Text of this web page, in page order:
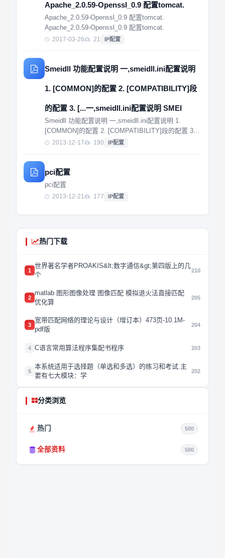
Apache_2.0.59-Openssl_0.9 配置tomcat.
Apache_2.0.59-Openssl_0.9 配置tomcat.
Apache_2.0.59-Openssl_0.9 配置tomcat.
2017-03-26 21 IP配置
Smeidll 功能配置说明 一,smeidll.ini配置说明
1. [COMMON]的配置 2. [COMPATIBILITY]段
的配置 3. [...一,smeidll.ini配置说明 SMEI
Smeidll 功能配置说明 一,smeidll.ini配置说明 1.
[COMMON]的配置 2. [COMPATIBILITY]段的配置 3.
[...一,smeidll.ini配置说明 SMEIDLL的INI文件说明
2013-12-17 190 IP配置
pci配置
pci配置
2013-12-21 177 IP配置
热门下载
1
世界著名学者PROAKIS&lt;数字通信&gt;第四版上的几
个
210
2
matlab 图形图像处理 图像匹配 模拟退火法直接匹配
优化算
205
3
宽带匹配网络的理论与设计（增订本）473页-10.1M-
pdf版
204
4 C语言常用算法程序集配书程序 203
5
本系统适用于选择题（单选和多选）的练习和考试.主
要有七大模块：学
202
分类浏览
热门 500
全部资料 500